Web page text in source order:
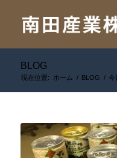
BLOG
現在位置: ホーム / BLOG / 今